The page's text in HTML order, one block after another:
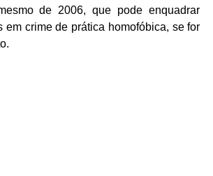
de 2006, que pode enquadrar
em crime de prática homofóbica, se for